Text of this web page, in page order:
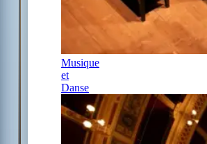
Musique
et
Danse